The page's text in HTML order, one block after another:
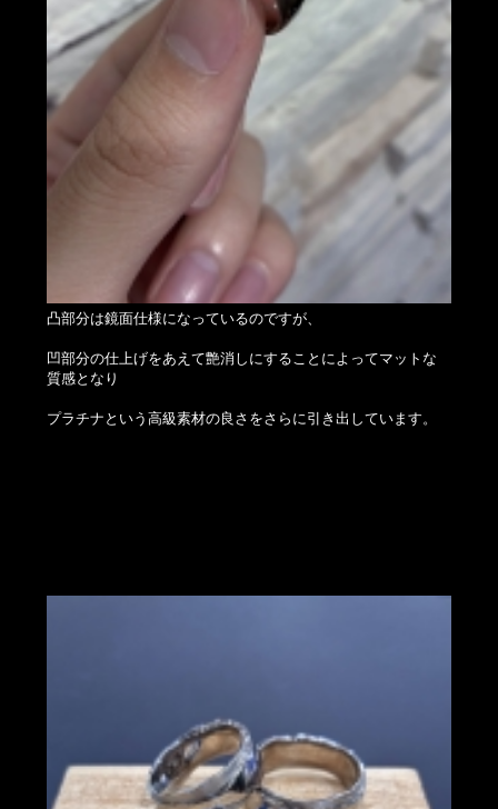
凸部分は鏡面仕様になっているのですが、
凹部分の仕上げをあえて艶消しにすることによってマットな
質感となり
プラチナという高級素材の良さをさらに引き出しています。